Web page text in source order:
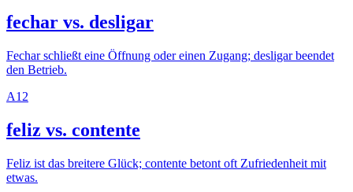
fechar vs. desligar
Fechar schließt eine Öffnung oder einen Zugang; desligar beendet
den Betrieb.
A1 2
feliz vs. contente
Feliz ist das breitere Glück; contente betont oft Zufriedenheit mit
etwas.